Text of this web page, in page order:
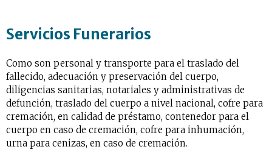
Servicios Funerarios
Como son personal y transporte para el traslado del
fallecido, adecuación y preservación del cuerpo,
diligencias sanitarias, notariales y administrativas de
defunción, traslado del cuerpo a nivel nacional, cofre para
cremación, en calidad de préstamo, contenedor para el
cuerpo en caso de cremación, cofre para inhumación,
urna para cenizas, en caso de cremación.